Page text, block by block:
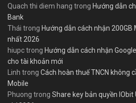
Quach thi diem hang trong Hướng dẫn
Bank
Thái trong Hướng dẫn cách nhận
nhất 2026
hiupctrong Hướng dẫn cách nhận
cho tài khoản mới
Linh trong Cách hoàn thuế TNCN không
Mobile
Phuong trong Share key bản quyền IObit